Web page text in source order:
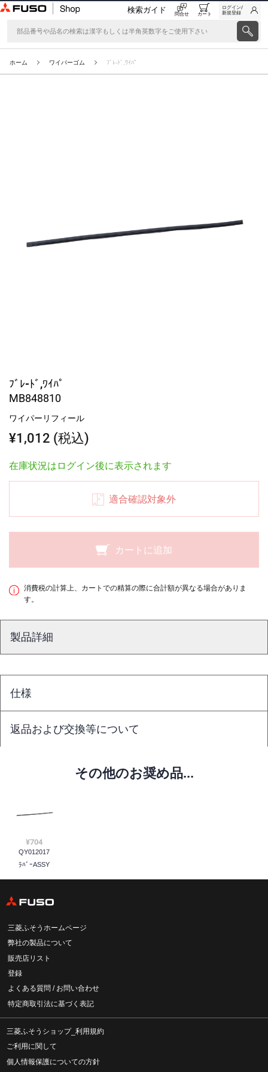
検索ガイド 問合せ カート
ログイン/
新規登録
ホーム ワイパーゴム ﾌﾞﾚ-ﾄﾞ,ﾜｲﾊﾟ
ﾌﾞﾚ-ﾄﾞ,ﾜｲﾊﾟ
MB848810
ワイパーリフィール
¥1,012 (税込)
在庫状況はログイン後に表示されます
適合確認対象外
カートに追加
消費税の計算上、カートでの精算の際に合計額が異なる場合がありま
す。
製品詳細
仕様
返品および交換等について
その他のお奨め品...
¥704
QY012017
ﾗﾊﾞｰASSY
三菱ふそうホームページ
弊社の製品について
販売店リスト
登録
よくある質問 / お問い合わせ
特定商取引法に基づく表記
三菱ふそうショップ_利用規約
ご利用に関して
個人情報保護についての方針